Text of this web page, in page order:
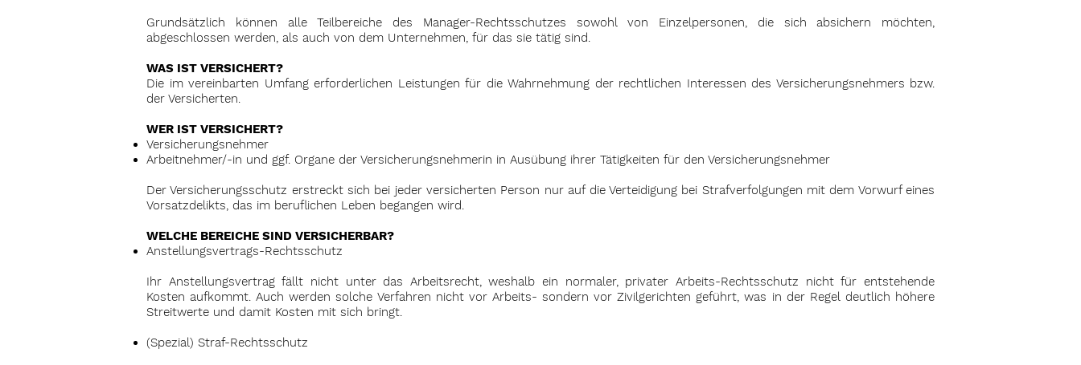
Grundsätzlich können alle Teilbereiche des Manager-Rechtsschutzes sowohl von Einzelpersonen, die sich absichern möchten,
abgeschlossen werden, als auch von dem Unternehmen, für das sie tätig sind.
WAS IST VERSICHERT?
Die im vereinbarten Umfang erforderlichen Leistungen für die Wahrnehmung der rechtlichen Interessen des Versicherungsnehmers bzw.
der Versicherten.
WER IST VERSICHERT?
Versicherungsnehmer
Arbeitnehmer/-in und ggf. Organe der Versicherungsnehmerin in Ausübung ihrer Tätigkeiten für den Versicherungsnehmer
Der Versicherungsschutz erstreckt sich bei jeder versicherten Person nur auf die Verteidigung bei Strafverfolgungen mit dem Vorwurf eines
Vorsatzdelikts, das im beruflichen Leben begangen wird.
WELCHE BEREICHE SIND VERSICHERBAR?
Anstellungsvertrags-Rechtsschutz
Ihr Anstellungsvertrag fällt nicht unter das Arbeitsrecht, weshalb ein normaler, privater Arbeits-Rechtsschutz nicht für entstehende
Kosten aufkommt. Auch werden solche Verfahren nicht vor Arbeits- sondern vor Zivilgerichten geführt, was in der Regel deutlich höhere
Streitwerte und damit Kosten mit sich bringt.
(Spezial) Straf-Rechtsschutz